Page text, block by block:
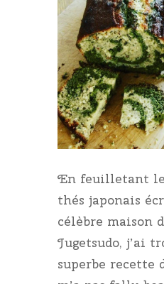
En feuilletant
thés japonais
célèbre maison
Jugetsudo, j’ai
superbe recette